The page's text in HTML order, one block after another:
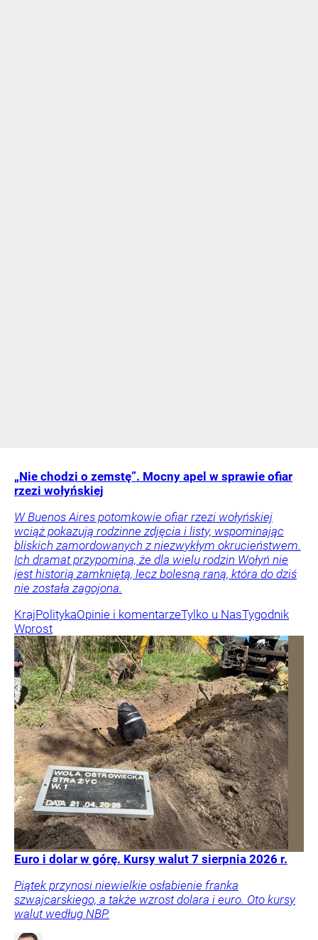
„Nie chodzi o zemstę”. Mocny apel w sprawie ofiar
rzezi wołyńskiej
W Buenos Aires potomkowie ofiar rzezi wołyńskiej
wciąż pokazują rodzinne zdjęcia i listy, wspominając
bliskich zamordowanych z niezwykłym okrucieństwem.
Ich dramat przypomina, że dla wielu rodzin Wołyń nie
jest historią zamkniętą, lecz bolesną raną, która do dziś
nie została zagojona.
KrajPolitykaOpinie i komentarzeTylko u NasTygodnik
Wprost
Euro i dolar w górę. Kursy walut 7 sierpnia 2026 r.
Piątek przynosi niewielkie osłabienie franka
szwajcarskiego, a także wzrost dolara i euro. Oto kursy
walut według NBP.